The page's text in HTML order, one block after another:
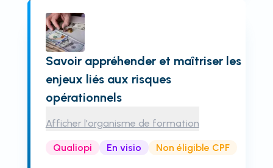
Savoir appréhender et maîtriser les
enjeux liés aux risques
opérationnels
Afficher l'organisme de formation
Qualiopi En visio Non éligible CPF